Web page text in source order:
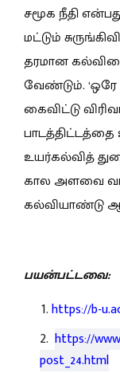
சமூக நீதி
மட்டும்
தரமான
வேண்டும். ‘ஒரே
கைவிட்டு
பாடத்திட்டத்தை
உயர்கல்வித்
கால அளவை
கல்வியாண்டு
பயன்பட்டவை:
https://b-
https://
post_24.html